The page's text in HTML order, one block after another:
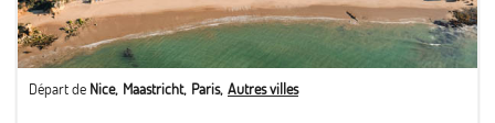
Départ de Nice Maastricht Paris Autres villes